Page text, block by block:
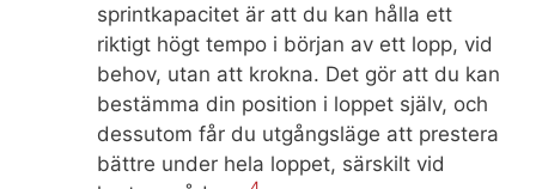
sprintkapacitet är att du kan hålla ett
riktigt högt tempo i början av ett lopp, vid
behov, utan att krokna. Det gör att du kan
bestämma din position i loppet själv, och
dessutom får du utgångsläge att prestera
bättre under hela loppet, särskilt vid